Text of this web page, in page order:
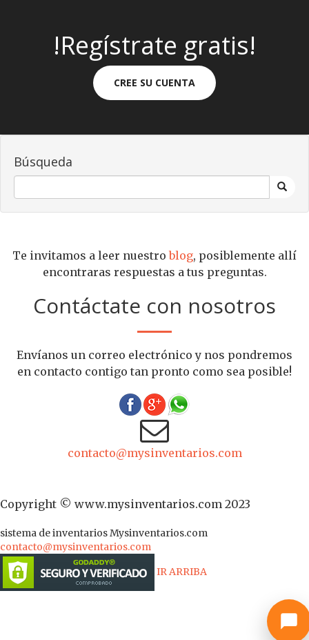
!Regístrate gratis!
CREE SU CUENTA
Búsqueda
Te invitamos a leer nuestroblog, posiblemente allí
encontraras respuestas a tus preguntas.
Contáctate con nosotros
Envíanos un correo electrónico y nos pondremos
en contacto contigo tan pronto como sea posible!
contacto@mysinventarios.com
Copyright © www.mysinventarios.com 2023
sistema de inventariosMysinventarios.com
contacto@mysinventarios.com
IR ARRIBA